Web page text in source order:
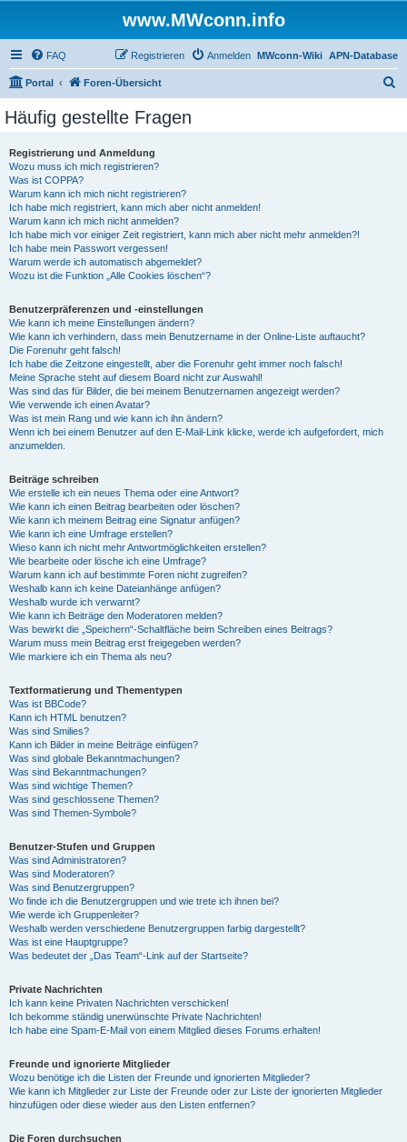
www.MWconn.info
FAQ APN-Database
MWconn-Wiki
Anmelden
Registrieren
Portal Foren-Übersicht
Häufig gestellte Fragen
Registrierung und Anmeldung
Wozu muss ich mich registrieren?
Was ist COPPA?
Warum kann ich mich nicht registrieren?
Ich habe mich registriert, kann mich aber nicht anmelden!
Warum kann ich mich nicht anmelden?
Ich habe mich vor einiger Zeit registriert, kann mich aber nicht mehr anmelden?!
Ich habe mein Passwort vergessen!
Warum werde ich automatisch abgemeldet?
Wozu ist die Funktion „Alle Cookies löschen“?
Benutzerpräferenzen und -einstellungen
Wie kann ich meine Einstellungen ändern?
Wie kann ich verhindern, dass mein Benutzername in der Online-Liste auftaucht?
Die Forenuhr geht falsch!
Ich habe die Zeitzone eingestellt, aber die Forenuhr geht immer noch falsch!
Meine Sprache steht auf diesem Board nicht zur Auswahl!
Was sind das für Bilder, die bei meinem Benutzernamen angezeigt werden?
Wie verwende ich einen Avatar?
Was ist mein Rang und wie kann ich ihn ändern?
Wenn ich bei einem Benutzer auf den E-Mail-Link klicke, werde ich aufgefordert, mich
anzumelden.
Beiträge schreiben
Wie erstelle ich ein neues Thema oder eine Antwort?
Wie kann ich einen Beitrag bearbeiten oder löschen?
Wie kann ich meinem Beitrag eine Signatur anfügen?
Wie kann ich eine Umfrage erstellen?
Wieso kann ich nicht mehr Antwortmöglichkeiten erstellen?
Wie bearbeite oder lösche ich eine Umfrage?
Warum kann ich auf bestimmte Foren nicht zugreifen?
Weshalb kann ich keine Dateianhänge anfügen?
Weshalb wurde ich verwarnt?
Wie kann ich Beiträge den Moderatoren melden?
Was bewirkt die „Speichern“-Schaltfläche beim Schreiben eines Beitrags?
Warum muss mein Beitrag erst freigegeben werden?
Wie markiere ich ein Thema als neu?
Textformatierung und Thementypen
Was ist BBCode?
Kann ich HTML benutzen?
Was sind Smilies?
Kann ich Bilder in meine Beiträge einfügen?
Was sind globale Bekanntmachungen?
Was sind Bekanntmachungen?
Was sind wichtige Themen?
Was sind geschlossene Themen?
Was sind Themen-Symbole?
Benutzer-Stufen und Gruppen
Was sind Administratoren?
Was sind Moderatoren?
Was sind Benutzergruppen?
Wo finde ich die Benutzergruppen und wie trete ich ihnen bei?
Wie werde ich Gruppenleiter?
Weshalb werden verschiedene Benutzergruppen farbig dargestellt?
Was ist eine Hauptgruppe?
Was bedeutet der „Das Team“-Link auf der Startseite?
Private Nachrichten
Ich kann keine Privaten Nachrichten verschicken!
Ich bekomme ständig unerwünschte Private Nachrichten!
Ich habe eine Spam-E-Mail von einem Mitglied dieses Forums erhalten!
Freunde und ignorierte Mitglieder
Wozu benötige ich die Listen der Freunde und ignorierten Mitglieder?
Wie kann ich Mitglieder zur Liste der Freunde oder zur Liste der ignorierten Mitglieder
hinzufügen oder diese wieder aus den Listen entfernen?
Die Foren durchsuchen